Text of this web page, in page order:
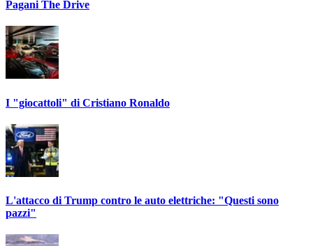
Pagani The Drive
I "giocattoli" di Cristiano Ronaldo
L'attacco di Trump contro le auto elettriche: "Questi sono
pazzi"